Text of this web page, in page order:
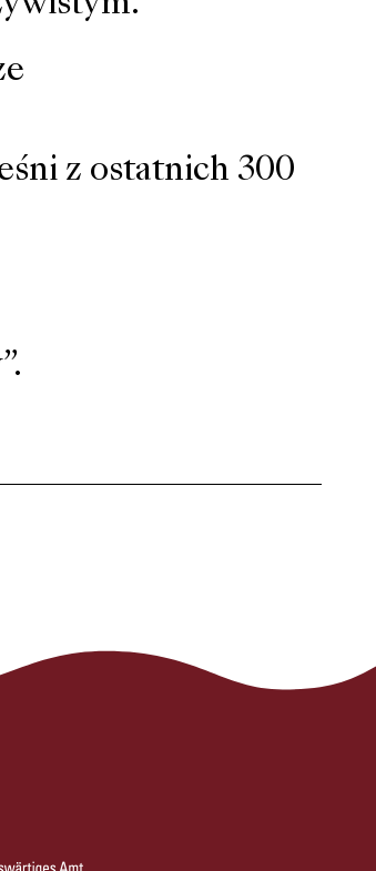
z ostatnich 300